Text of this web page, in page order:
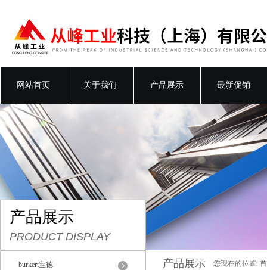
网站首页 关于我们 产品展示 最新促销
产品展示
PRODUCT DISPLAY
burkert宝德 产品展示 您现在的位置: